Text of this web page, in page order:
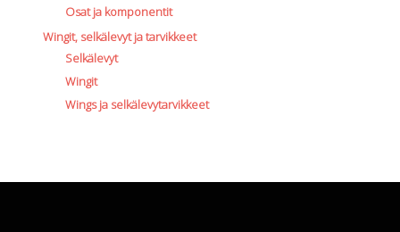
Osat ja komponentit
Wingit, selkälevyt ja tarvikkeet
Selkälevyt
Wingit
Wings ja selkälevytarvikkeet